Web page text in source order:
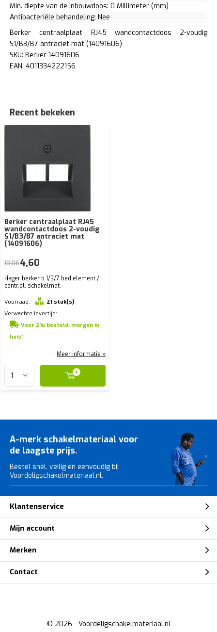
Min. diepte van de inbouwdoos: 0 Millimeter (mm)
Antibacteriële behandeling: Nee
Berker centraalplaat RJ45 wandcontactdoos 2-voudig
S1/B3/B7 antraciet mat (14091606)
SKU: Berker 14091606
EAN: 4011334222156
Recent bekeken
Berker centraalplaat RJ45
wandcontactdoos 2-voudig
S1/B3/B7 antraciet mat
(14091606)
Hager berker b 1/3/7 bed.element /
centr.pl. schakelmat.
Voorraad:
21 stuk(s)
Verwachte levertijd:
Voor 21u besteld, morgen in
huis*
10,064,60
Meer informatie »
A-merk schakelmateriaal voor
de laagste prijs.
Bestel snel, veilig en eenvoudig bij
Voordeligschakelmateriaal.nl.
Klantenservice
Mijn account
Merken
Contact
© 2026 - Voordeligschakelmateriaal.nl